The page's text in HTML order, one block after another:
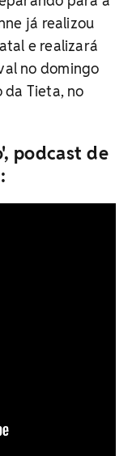
já realizou
e realizará
no domingo
da Tieta, no
podcast de